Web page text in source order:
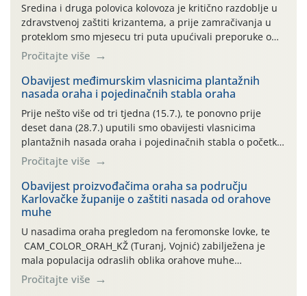
Sredina i druga polovica kolovoza je kritično razdoblje u
zdravstvenoj zaštiti krizantema, a prije zamračivanja u
proteklom smo mjesecu tri puta upućivali preporuke o
preventivnim mjerama zaštite krizantema od najčešćih
uzročnika bolesti, štetnika i fito-fagnih grinja (23.7., 14.7.,
06.7.)! Na početku ovog mjeseca je zabilježeno je
povijesno i ekstremno vruće meteorološko razdoblje, uz
najviše temperature […]
Pročitajte više
Obavijest međimurskim vlasnicima plantažnih
nasada oraha i pojedinačnih stabla oraha
Prije nešto više od tri tjedna (15.7.), te ponovno prije
deset dana (28.7.) uputili smo obavijesti vlasnicima
plantažnih nasada oraha i pojedinačnih stabla o početku
leta i ovogodišnjoj potrebi usmjerenog suzbijanja
orahove muhe (Rhagoletis completa)! Već dvanaest dana
traje drugi ovogodišnji “toplinski udar”, koji naročito
izražen zadnja šest dana (31.7.-05.8.), jer najviše
temperature zraka svakodnevno […]
Pročitajte više
Obavijest proizvođačima oraha sa području
Karlovačke županije o zaštiti nasada od orahove
muhe
U nasadima oraha pregledom na feromonske lovke, te
CAM_COLOR_ORAH_KŽ (Turanj, Vojnić) zabilježena je
mala populacija odraslih oblika orahove muhe
(Rhagoletis completa). Niska brojnost može se objasniti
činjenicom da je riječ o mladim nasadima s vrlo malim
Pročitajte više